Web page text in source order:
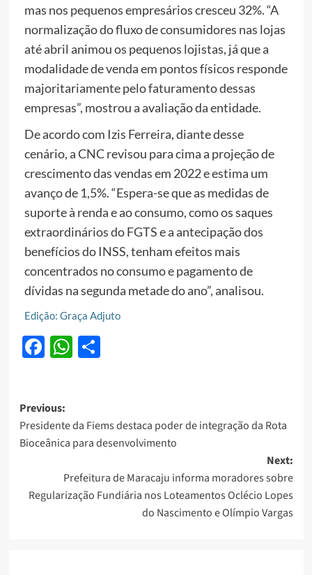
mas nos pequenos empresários cresceu 32%. “A
normalização do fluxo de consumidores nas lojas
até abril animou os pequenos lojistas, já que a
modalidade de venda em pontos físicos responde
majoritariamente pelo faturamento dessas
empresas”, mostrou a avaliação da entidade.
De acordo com Izis Ferreira, diante desse
cenário, a CNC revisou para cima a projeção de
crescimento das vendas em 2022 e estima um
avanço de 1,5%. “Espera-se que as medidas de
suporte à renda e ao consumo, como os saques
extraordinários do FGTS e a antecipação dos
benefícios do INSS, tenham efeitos mais
concentrados no consumo e pagamento de
dívidas na segunda metade do ano”, analisou.
Edição: Graça Adjuto
Facebook
WhatsApp
Share
Post
navigation
Previous:
Presidente da Fiems destaca poder de integração da Rota
Bioceânica para desenvolvimento
Next:
Prefeitura de Maracaju informa moradores sobre
Regularização Fundiária nos Loteamentos Oclécio Lopes
do Nascimento e Olímpio Vargas